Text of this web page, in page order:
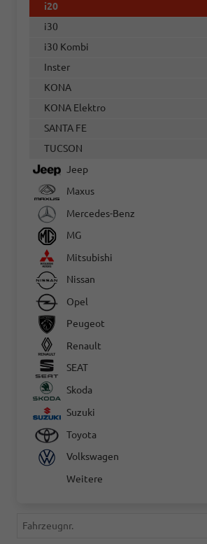
i20
i30
i30 Kombi
Inster
KONA
KONA Elektro
SANTA FE
TUCSON
Jeep
Maxus
Mercedes-Benz
MG
Mitsubishi
Nissan
Opel
Peugeot
Renault
SEAT
Skoda
Suzuki
Toyota
Volkswagen
Weitere
Fahrzeugnr.